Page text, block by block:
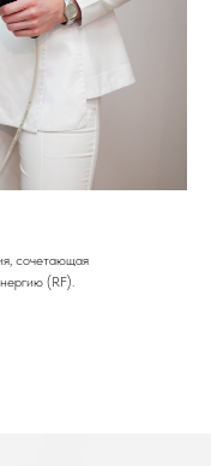
сочетающая
(RF).